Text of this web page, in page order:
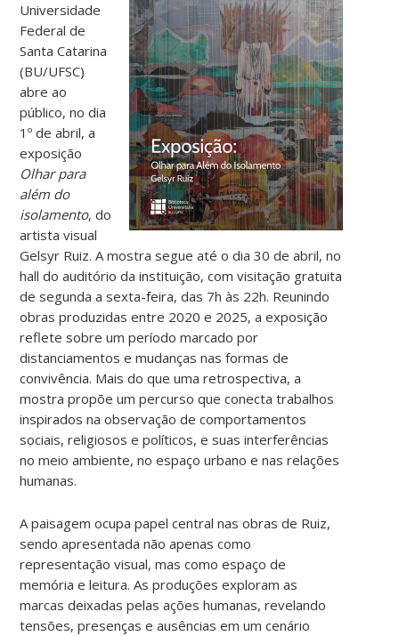
Universidade
Federal de
Santa Catarina
(BU/UFSC)
abre ao
público, no dia
1º de abril, a
exposição
Olhar para
além do
isolamento, do
artista visual
Gelsyr Ruiz. A mostra segue até o dia 30 de abril, no
hall do auditório da instituição, com visitação gratuita
de segunda a sexta-feira, das 7h às 22h. Reunindo
obras produzidas entre 2020 e 2025, a exposição
reflete sobre um período marcado por
distanciamentos e mudanças nas formas de
convivência. Mais do que uma retrospectiva, a
mostra propõe um percurso que conecta trabalhos
inspirados na observação de comportamentos
sociais, religiosos e políticos, e suas interferências
no meio ambiente, no espaço urbano e nas relações
humanas.
A paisagem ocupa papel central nas obras de Ruiz,
sendo apresentada não apenas como
representação visual, mas como espaço de
memória e leitura. As produções exploram as
marcas deixadas pelas ações humanas, revelando
tensões, presenças e ausências em um cenário